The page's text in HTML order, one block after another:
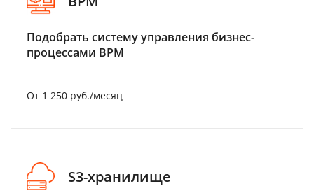
Подобрать систему управления бизнес-
процессами BPM
От 1 250 руб./месяц
S3-хранилище